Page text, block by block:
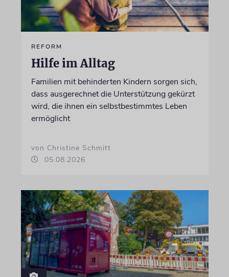
REFORM
Hilfe im Alltag
Familien mit behinderten Kindern sorgen sich,
dass ausgerechnet die Unterstützung gekürzt
wird, die ihnen ein selbstbestimmtes Leben
ermöglicht
von Christine Schmitt
05.08.2026